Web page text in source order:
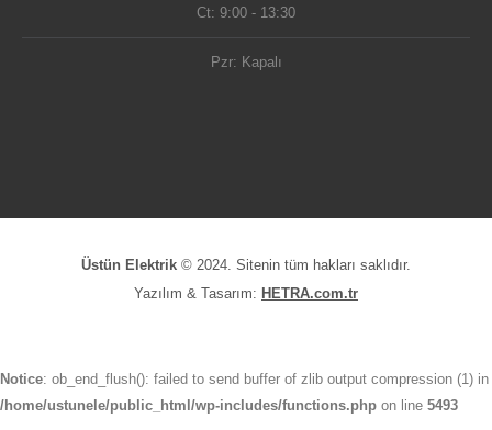
Ct: 9:00 - 13:30
Pzr: Kapalı
Üstün Elektrik © 2024. Sitenin tüm hakları saklıdır.
Yazılım & Tasarım: HETRA.com.tr
Notice: ob_end_flush(): failed to send buffer of zlib output compression (1) in
/home/ustunele/public_html/wp-includes/functions.php on line 5493